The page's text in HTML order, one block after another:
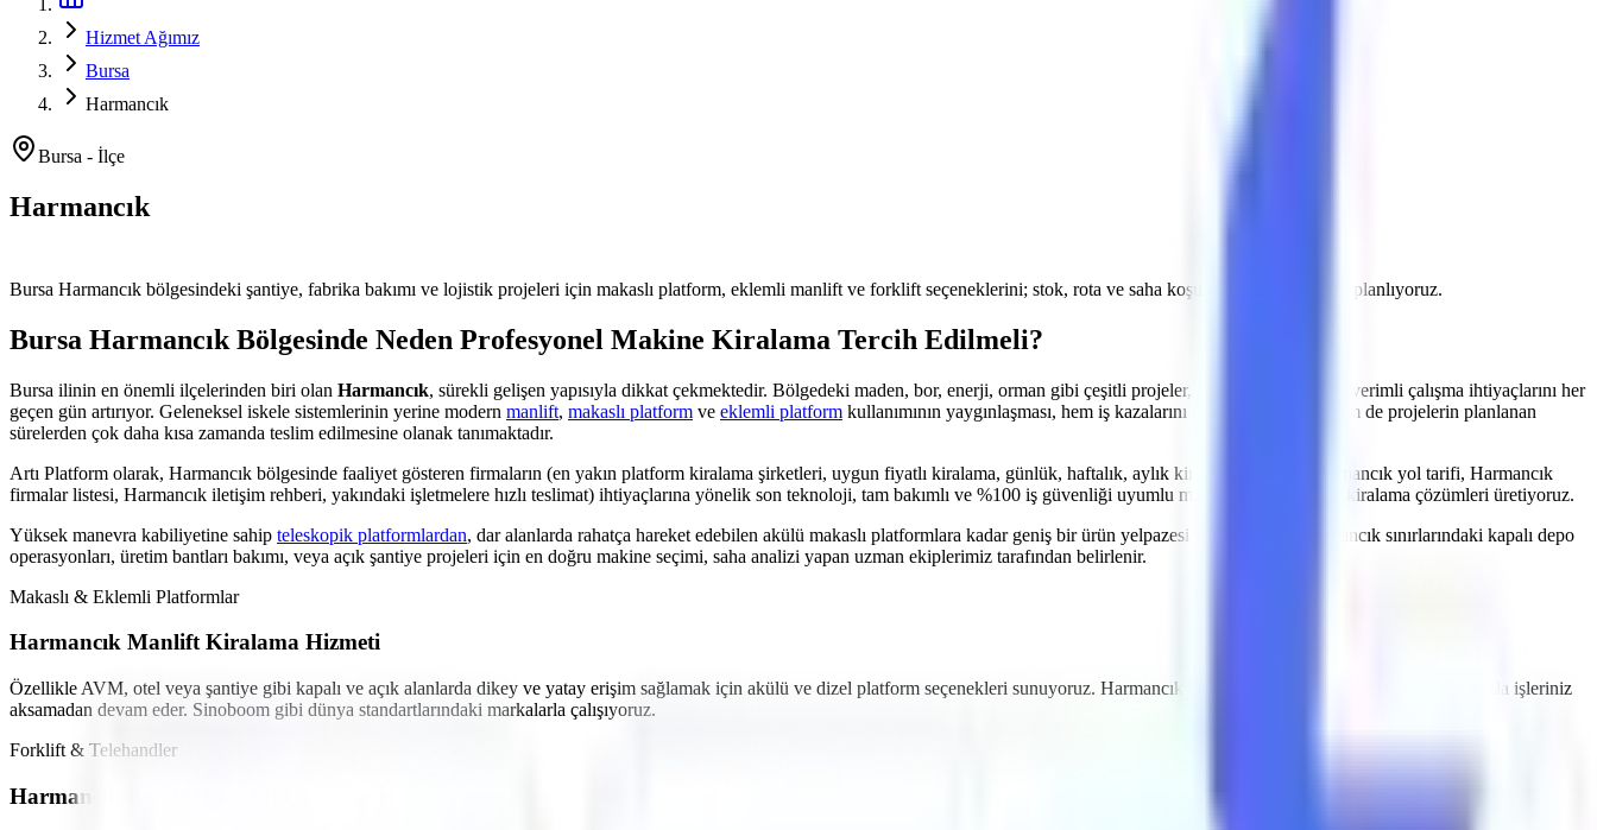
Hizmet Ağımız
Bursa
Harmancık
Bursa - İlçe
Harmancık
Bursa Harmancık bölgesindeki şantiye, fabrika bakımı ve lojistik projeleri için makaslı platform, eklemli manlift ve forklift seçeneklerini; stok, rota ve saha koşullarını doğrulayarak planlıyoruz.
Bursa Harmancık Bölgesinde Neden Profesyonel Makine Kiralama Tercih Edilmeli?
Bursa ilinin en önemli ilçelerinden biri olan Harmancık, sürekli gelişen yapısıyla dikkat çekmektedir. Bölgedeki maden, bor, enerji, orman gibi çeşitli projeler, yüksekte güvenli ve verimli çalışma ihtiyaçlarını her
geçen gün artırıyor. Geleneksel iskele sistemlerinin yerine modern manlift, makaslı platform ve eklemli platform kullanımının yaygınlaşması, hem iş kazalarını minimize etmekte hem de projelerin planlanan
sürelerden çok daha kısa zamanda teslim edilmesine olanak tanımaktadır.
Artı Platform olarak, Harmancık bölgesinde faaliyet gösteren firmaların (en yakın platform kiralama şirketleri, uygun fiyatlı kiralama, günlük, haftalık, aylık kiralama fiyatları, Harmancık yol tarifi, Harmancık
firmalar listesi, Harmancık iletişim rehberi, yakındaki işletmelere hızlı teslimat) ihtiyaçlarına yönelik son teknoloji, tam bakımlı ve %100 iş güvenliği uyumlu makine parkurumuzla kiralama çözümleri üretiyoruz.
Yüksek manevra kabiliyetine sahip teleskopik platformlardan, dar alanlarda rahatça hareket edebilen akülü makaslı platformlara kadar geniş bir ürün yelpazesi sunmaktayız. Harmancık sınırlarındaki kapalı depo
operasyonları, üretim bantları bakımı, veya açık şantiye projeleri için en doğru makine seçimi, saha analizi yapan uzman ekiplerimiz tarafından belirlenir.
Makaslı & Eklemli Platformlar
Harmancık Manlift Kiralama Hizmeti
Özellikle AVM, otel veya şantiye gibi kapalı ve açık alanlarda dikey ve yatay erişim sağlamak için akülü ve dizel platform seçenekleri sunuyoruz. Harmancık
bölgesine özel hızlı teslimat imkanlarımızla işleriniz
aksamadan devam eder. Sinoboom gibi dünya standartlarındaki markalarla çalışıyoruz.
Forklift & Telehandler
Harmancık